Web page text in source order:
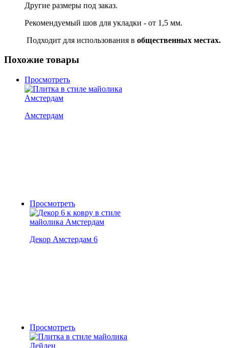
Другие размеры под заказ.
Рекомендуемый шов для укладки - от 1,5 мм.
Подходит для использования в общественных местах.
Похожие товары
Просмотреть
Амстердам
Просмотреть
Декор Амстердам 6
Просмотреть